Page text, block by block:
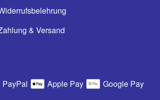
& Versand
PayPal Apple Pay Google Pay